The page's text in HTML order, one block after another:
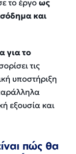
το έργοως
και
για το
τις
υποστήριξη
εξουσία και
πώς θα